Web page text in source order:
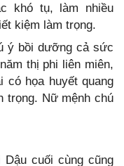
khó tụ, làm nhiều
kiệm làm trọng.
ý bồi dưỡng cả sức
thị phi liên miên,
có họa huyết quang
trọng. Nữ mệnh chú
cuối cùng cũng